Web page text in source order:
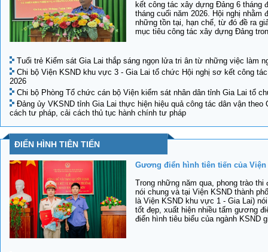
kết công tác xây dựng Đảng 6 tháng
tháng cuối năm 2026. Hội nghị
những tồn tại, hạn chế, từ đó đề ra
mục tiêu công tác xây dựng Đảng
Tuổi trẻ Kiểm sát Gia Lai thắp sáng ngọn lửa tri ân từ những việc làm
Chi bộ Viện KSND khu vực 3 - Gia Lai tổ chức Hội nghị sơ kết công
2026
Chi bộ Phòng Tổ chức cán bộ Viện kiểm sát nhân dân tỉnh Gia Lai tổ
Đảng ủy VKSND tỉnh Gia Lai thực hiện hiệu quả công tác dân vận theo
cách tư pháp, cải cách thủ tục hành chính tư pháp
ĐIỂN HÌNH TIÊN TIẾN
Gương điển hình tiên tiến của Viện
Trong những năm qua, phong trào
nói chung và tại Viện KSND thành
là Viện KSND khu vực 1 - Gia Lai)
tốt đẹp, xuất hiện nhiều tấm gương
điển hình tiêu biểu của ngành KSND